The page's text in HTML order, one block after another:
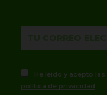
He leído y acepto las
política de privacidad